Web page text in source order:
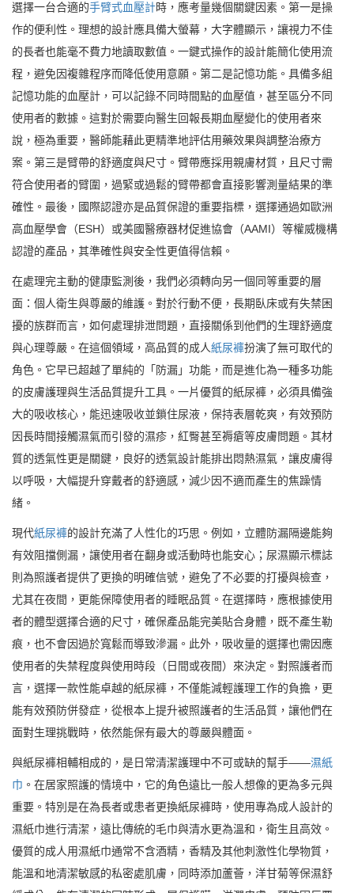
選擇一台合適的手臂式血壓計時，應考量幾個關鍵因素。第一是操
作的便利性。理想的設計應具備大螢幕，大字體顯示，讓視力不佳
的長者也能毫不費力地讀取數值。一鍵式操作的設計能簡化使用流
程，避免因複雜程序而降低使用意願。第二是記憶功能。具備多組
記憶功能的血壓計，可以記錄不同時間點的血壓值，甚至區分不同
使用者的數據。這對於需要向醫生回報長期血壓變化的使用者來
說，極為重要，醫師能藉此更精準地評估用藥效果與調整治療方
案。第三是臂帶的舒適度與尺寸。臂帶應採用親膚材質，且尺寸需
符合使用者的臂圍，過緊或過鬆的臂帶都會直接影響測量結果的準
確性。最後，國際認證亦是品質保證的重要指標，選擇通過如歐洲
高血壓學會（ESH）或美國醫療器材促進協會（AAMI）等權威機構
認證的產品，其準確性與安全性更值得信賴。
在處理完主動的健康監測後，我們必須轉向另一個同等重要的層
面：個人衛生與尊嚴的維護。對於行動不便，長期臥床或有失禁困
擾的族群而言，如何處理排泄問題，直接關係到他們的生理舒適度
與心理尊嚴。在這個領域，高品質的成人紙尿褲扮演了無可取代的
角色。它早已超越了單純的「防漏」功能，而是進化為一種多功能
的皮膚護理與生活品質提升工具。一片優質的紙尿褲，必須具備強
大的吸收核心，能迅速吸收並鎖住尿液，保持表層乾爽，有效預防
因長時間接觸濕氣而引發的濕疹，紅臀甚至褥瘡等皮膚問題。其材
質的透氣性更是關鍵，良好的透氣設計能排出悶熱濕氣，讓皮膚得
以呼吸，大幅提升穿戴者的舒適感，減少因不適而產生的焦躁情
緒。
現代紙尿褲的設計充滿了人性化的巧思。例如，立體防漏隔邊能夠
有效阻擋側漏，讓使用者在翻身或活動時也能安心；尿濕顯示標誌
則為照護者提供了更換的明確信號，避免了不必要的打擾與檢查，
尤其在夜間，更能保障使用者的睡眠品質。在選擇時，應根據使用
者的體型選擇合適的尺寸，確保產品能完美貼合身體，既不產生勒
痕，也不會因過於寬鬆而導致滲漏。此外，吸收量的選擇也需因應
使用者的失禁程度與使用時段（日間或夜間）來決定。對照護者而
言，選擇一款性能卓越的紙尿褲，不僅能減輕護理工作的負擔，更
能有效預防併發症，從根本上提升被照護者的生活品質，讓他們在
面對生理挑戰時，依然能保有最大的尊嚴與體面。
與紙尿褲相輔相成的，是日常清潔護理中不可或缺的幫手——濕紙
巾 。在居家照護的情境中，它的角色遠比一般人想像的更為多元與
重要。特別是在為長者或患者更換紙尿褲時，使用專為成人設計的
濕紙巾進行清潔，遠比傳統的毛巾與清水更為溫和，衛生且高效。
優質的成人用濕紙巾通常不含酒精，香精及其他刺激性化學物質，
能溫和地清潔敏感的私密處肌膚，同時添加蘆薈，洋甘菊等保濕舒